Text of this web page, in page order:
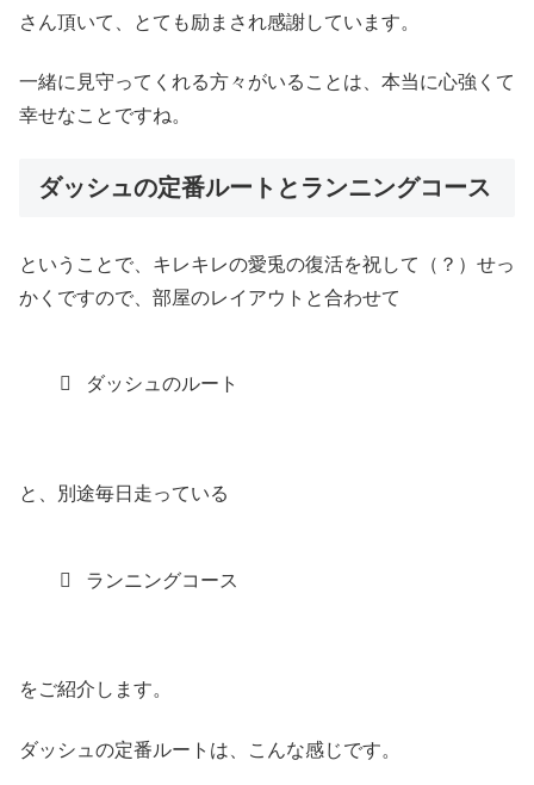
さん頂いて、とても励まされ感謝しています。
一緒に見守ってくれる方々がいることは、本当に心強くて
幸せなことですね。
ダッシュの定番ルートとランニングコース
ということで、キレキレの愛兎の復活を祝して（？）せっ
かくですので、部屋のレイアウトと合わせて
ダッシュのルート
と、別途毎日走っている
ランニングコース
をご紹介します。
ダッシュの定番ルートは、こんな感じです。